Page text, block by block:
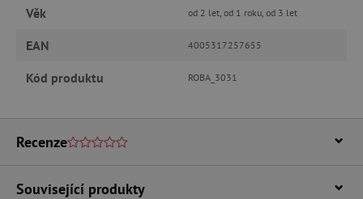
Věk od 2 let, od 1 roku, od 3 let
EAN 4005317257655
Kód produktu ROBA_3031
Recenze
Související produkty